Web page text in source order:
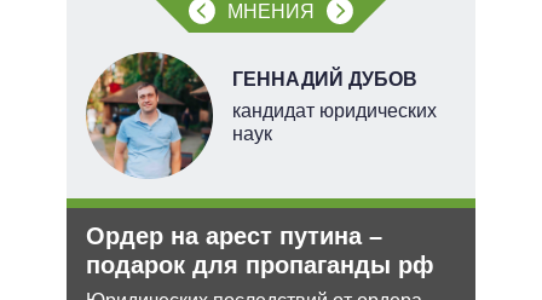
МНЕНИЯ
ГЕННАДИЙ ДУБОВ
кандидат юридических
наук
Ордер на арест путина –
подарок для пропаганды рф